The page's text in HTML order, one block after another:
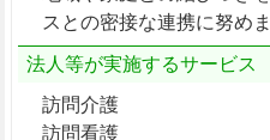
スとの密接な連携に努めま
法人等が実施するサービス
訪問介護
訪問看護